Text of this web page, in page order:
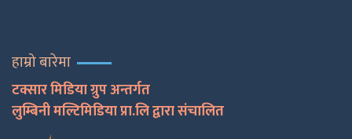
हाम्रो बारेमा
टक्सार मिडिया ग्रुप अन्तर्गत
लुम्बिनी मल्टिमिडिया प्रा.लि द्वारा संचालित